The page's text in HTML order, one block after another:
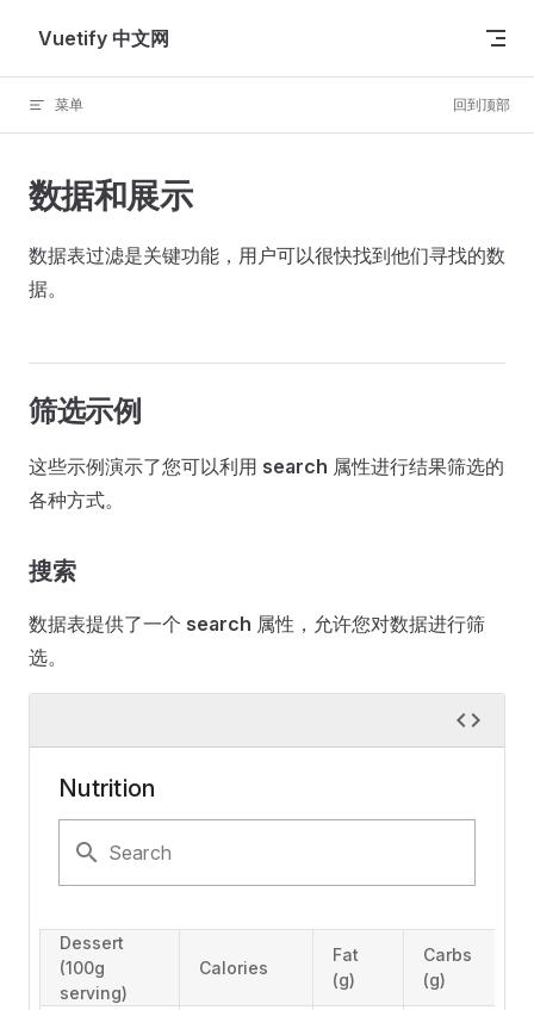
Skip to content
Vuetify 中文网
菜单 回到顶部
数据和展示
数据表过滤是关键功能，用户可以很快找到他们寻找的数
据。
筛选示例
这些示例演示了您可以利用 search 属性进行结果筛选的
各种方式。
搜索
数据表提供了一个 search 属性，允许您对数据进行筛
选。
Nutrition
Search
Dessert
(100g
serving)
Calories
Fat
(g)
Carbs
(g)